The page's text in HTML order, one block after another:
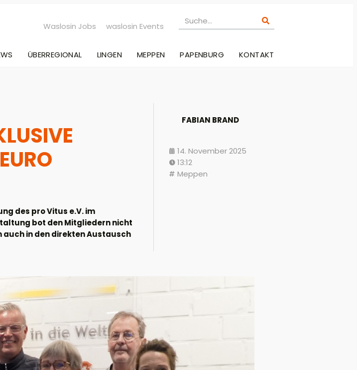
Waslosin Jobs waslosin Events
ÜBERREGIONAL LINGEN MEPPEN PAPENBURG KONTAKT
des pro Vitus e.V. im
bot den Mitgliedern nicht
auch in den direkten Austausch
FABIAN BRAND
14. November 2025
13:12
Meppen